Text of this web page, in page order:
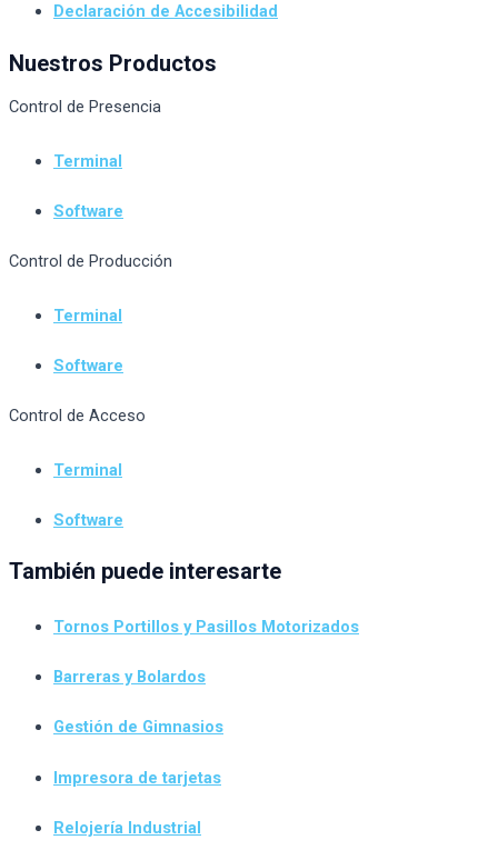
Declaración de Accesibilidad
Nuestros Productos
Control de Presencia
Terminal
Software
Control de Producción
Terminal
Software
Control de Acceso
Terminal
Software
También puede interesarte
Tornos Portillos y Pasillos Motorizados
Barreras y Bolardos
Gestión de Gimnasios
Impresora de tarjetas
Relojería Industrial